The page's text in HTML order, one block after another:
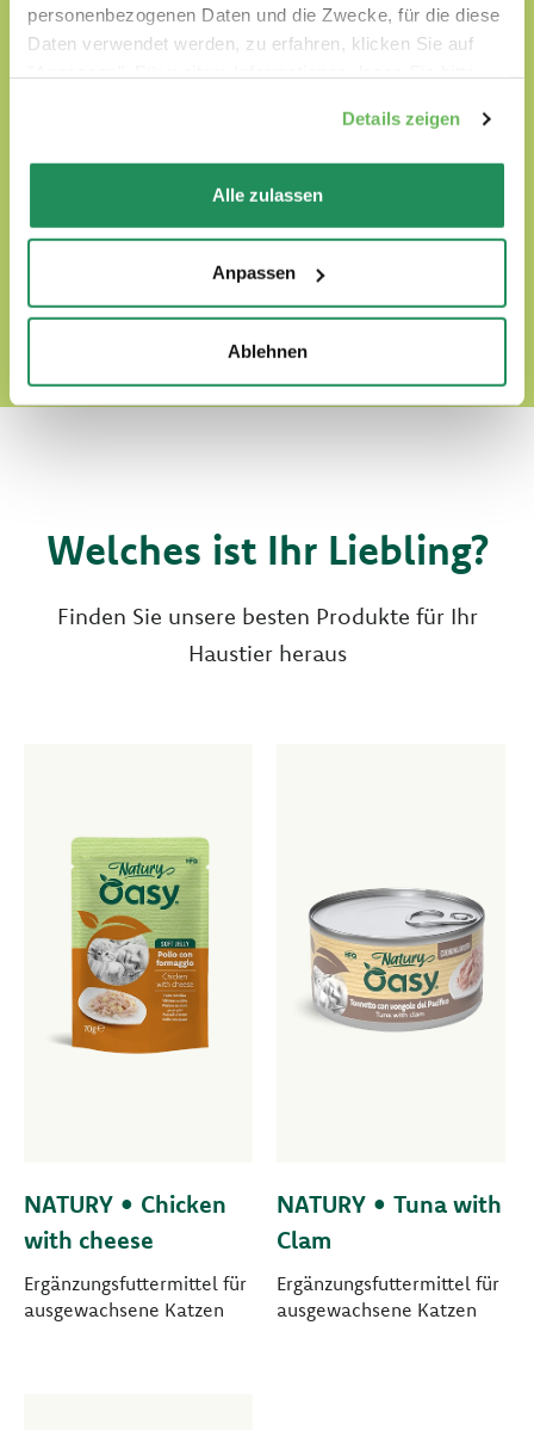
personenbezogenen Daten und die Zwecke, für die diese
Daten verwendet werden, zu erfahren, klicken Sie auf
Details zeigen
Alle zulassen
Anpassen
Ablehnen
Zutaten zubereitet
sind ohne GVO oder Soja formuliert
sind Tierversuchefrei
Welches ist Ihr Liebling?
Finden Sie unsere besten Produkte für Ihr
Haustier heraus
NATURY • Chicken
with cheese
Ergänzungsfuttermittel für
ausgewachsene Katzen
NATURY • Tuna with
Clam
Ergänzungsfuttermittel für
ausgewachsene Katzen